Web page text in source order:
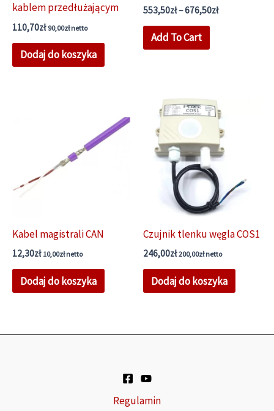
kablem przedłużającym
110,70zł 90,00złnetto
Dodaj do koszyka
553,50zł–676,50złZakres
Add To Cart
Ten
produkt
wariantów.
Opcje
można
wybrać
na
stronie
produktu
Kabel magistrali CAN
12,30zł 10,00złnetto
Dodaj do koszyka
Czujnik tlenku węgla COS1
246,00zł 200,00złnetto
Dodaj do koszyka
Regulamin